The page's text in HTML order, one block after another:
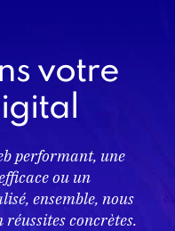
votre
performant, une
ou un
ensemble, nous
concrètes.